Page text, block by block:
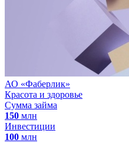
АО «Фаберлик»
Красота и здоровье
Сумма займа
150 млн
Инвестиции
100 млн